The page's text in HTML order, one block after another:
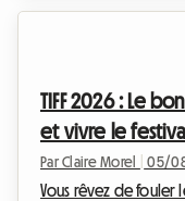
que s'installer à
TIFF 2026 : Le
et vivre le
Par Claire Morel 05/
Vous rêvez de fouler